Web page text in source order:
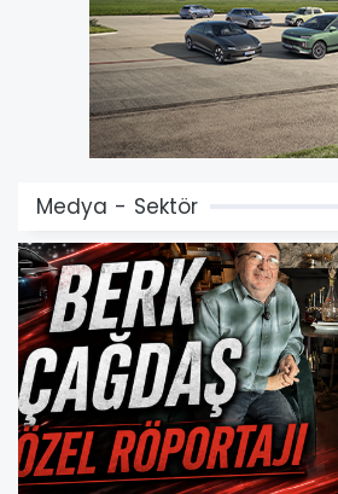
Medya - Sektör